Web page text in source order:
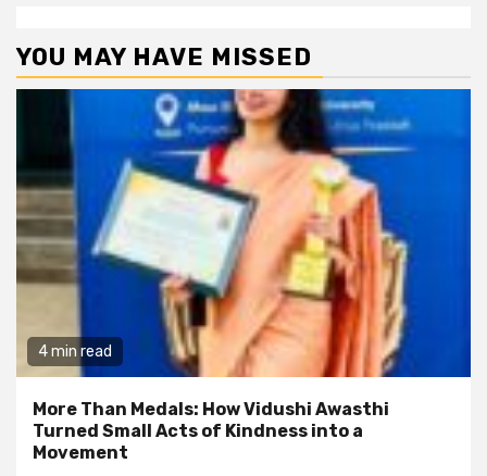
YOU MAY HAVE MISSED
4 min read
More Than Medals: How Vidushi Awasthi
Turned Small Acts of Kindness into a
Movement